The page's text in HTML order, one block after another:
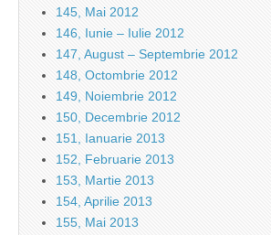
145, Mai 2012
146, Iunie – Iulie 2012
147, August – Septembrie 2012
148, Octombrie 2012
149, Noiembrie 2012
150, Decembrie 2012
151, Ianuarie 2013
152, Februarie 2013
153, Martie 2013
154, Aprilie 2013
155, Mai 2013